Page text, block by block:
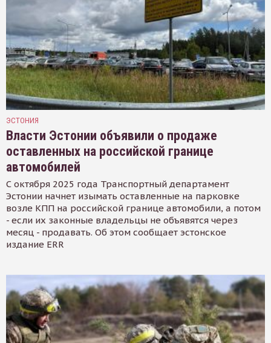
ЭСТОНИЯ
Власти Эстонии объявили о продаже
оставленных на российской границе
автомобилей
С октября 2025 года Транспортный департамент
Эстонии начнет изымать оставленные на парковке
возле КПП на российской границе автомобили, а потом
- если их законные владельцы не объявятся через
месяц - продавать. Об этом сообщает эстонское
издание ERR